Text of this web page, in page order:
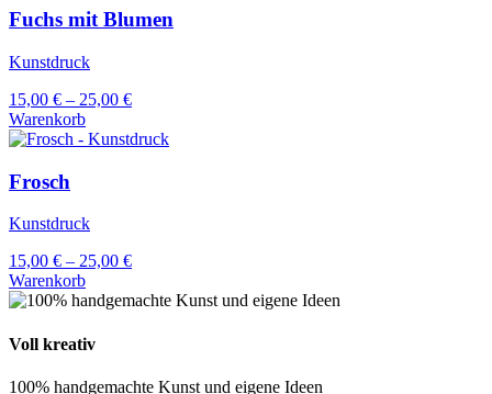
der
Produktseite
werden
weist
mehrere
Varianten
auf.
Die
Optionen
können
auf
der
Produktseite
werden
Fuchs mit Blumen
Kunstdruck
15,00 € – 25,00 €
Warenkorb
Dieses
weist
mehrere
Varianten
auf.
Die
Optionen
können
der
Produktseite
Frosch
Kunstdruck
15,00 € – 25,00 €
Warenkorb
Dieses
weist
Varianten
Voll kreativ
100% handgemachte Kunst und eigene Ideen